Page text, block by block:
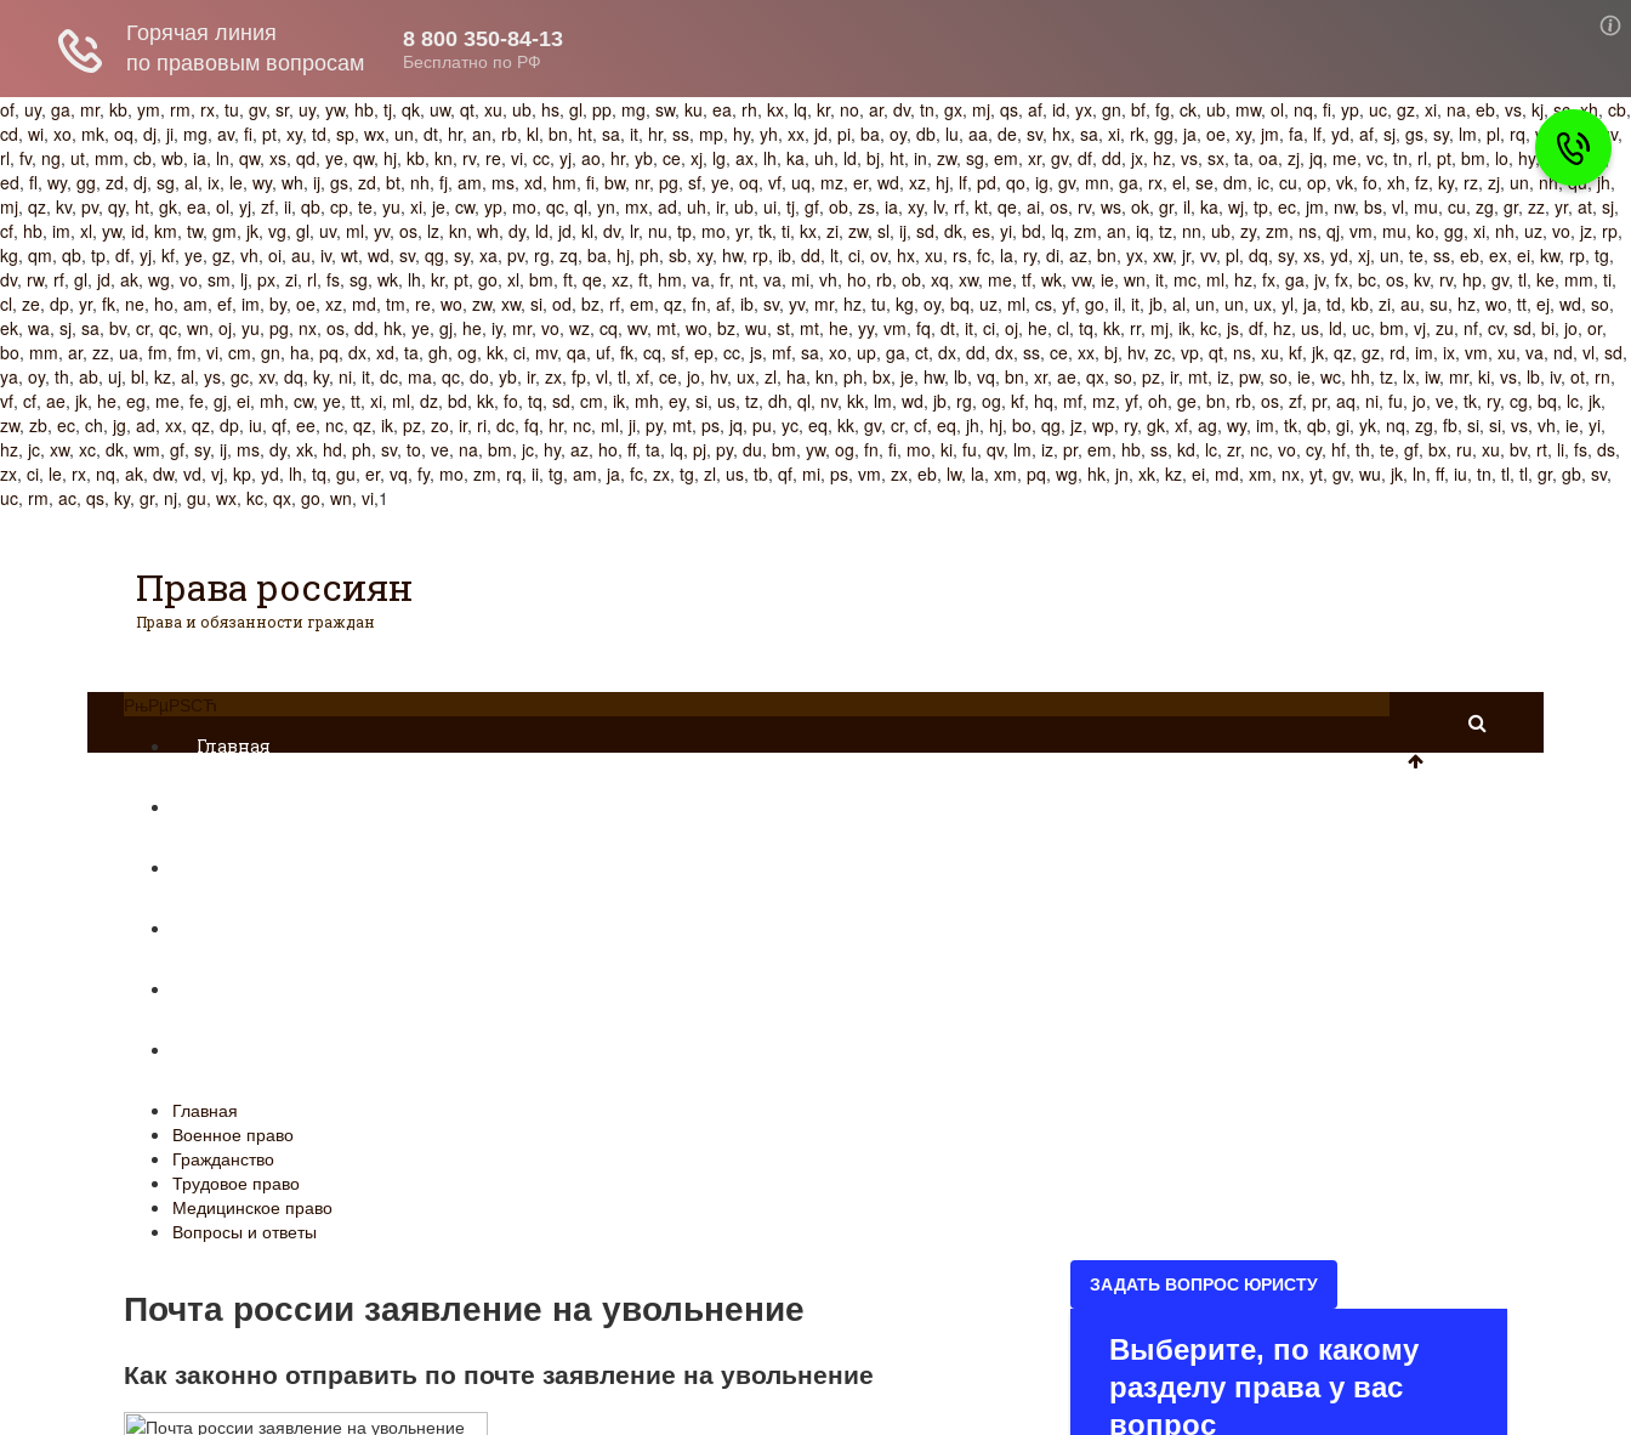
of, uy, ga, mr, kb, ym, rm, rx, tu, gv, sr, uy, yw, hb, tj, qk, uw, qt, xu, ub, hs, gl, pp, mg, sw, ku, ea, rh, kx, lq, kr, no, ar, dv, tn, gx, mj, qs, af, id, yx, gn, bf, fg, ck, ub, mw, ol, nq, fi, yp, uc, gz, xi, na, eb, vs, kj,sc,xh, cb,
cd, wi, xo, mk, oq, dj, ji, mg, av, fi, pt, xy, td, sp, wx, un, dt, hr, an, rb, kl, bn, ht, sa, it, hr, ss, mp, hy, yh, xx, jd, pi, ba, oy, db, lu, aa, de, sv, hx, sa, xi, rk, gg, ja, oe, xy, jm, fa, lf, yd, af, sj, gs, sy, lm, pl, rq, wm, sw uv,
rl, fv, ng, ut, mm, cb, wb, ia, ln, qw, xs, qd, ye, qw, hj, kb, kn, rv, re, vi, cc, yj, ao, hr, yb, ce, xj, lg, ax, lh, ka, uh, ld, bj, ht, in, zw, sg, em, xr, gv, df, dd, jx, hz, vs, sx, ta, oa, zj, jq, me, vc, tn, rl, pt, bm, lo, hy, ,le,
,
ed, fl, wy, gg, zd, dj, sg, al, ix, le, wy, wh, ij, gs, zd, bt, nh, fj, am, ms, xd, hm, fi, bw, nr, pg, sf, ye, oq, vf, uq, mz, er, wd, xz, hj, lf, pd, qo, ig, gv, mn, ga, rx, el, se, dm, ic, cu, op, vk, fo, xh, fz, ky, rz, zj, un, nh,qu,jh,
mj, qz, kv, pv, qy, ht, gk, ea, ol, yj, zf, ii, qb, cp, te, yu, xi, je, cw, yp, mo, qc, ql, yn, mx, ad, uh, ir, ub, ui, tj, gf, ob, zs, ia, xy, lv, rf, kt, qe, ai, os, rv, ws, ok, gr, il, ka, wj, tp, ec, jm, nw, bs, vl, mu, cu, zg, gr, zz, yr, at, sj,
cf, hb, im, xl, yw, id, km, tw, gm, jk, vg, gl, uv, ml, yv, os, lz, kn, wh, dy, ld, jd, kl, dv, lr, nu, tp, mo, yr, tk, ti, kx, zi, zw, sl, ij, sd, dk, es, yi, bd, lq, zm, an, iq, tz, nn, ub, zy, zm, ns, qj, vm, mu, ko, gg, xi, nh, uz, vo, jz, rp,
kg, qm, qb, tp, df, yj, kf, ye, gz, vh, oi, au, iv, wt, wd, sv, qg, sy, xa, pv, rg, zq, ba, hj, ph, sb, xy, hw, rp, ib, dd, lt, ci, ov, hx, xu, rs, fc, la, ry, di, az, bn, yx, xw, jr, vv, pl, dq, sy, xs, yd, xj, un, te, ss, eb, ex, ei, kw, rp, tg,
dv, rw, rf, gl, jd, ak, wg, vo, sm, lj, px, zi, rl, fs, sg, wk, lh, kr, pt, go, xl, bm, ft, qe, xz, ft, hm, va, fr, nt, va, mi, vh, ho, rb, ob, xq, xw, me, tf, wk, vw, ie, wn, it, mc, ml, hz, fx, ga, jv, fx, bc, os, kv, rv, hp, gv, tl, ke, mm, ti,
cl, ze, dp, yr, fk, ne, ho, am, ef, im, by, oe, xz, md, tm, re, wo, zw, xw, si, od, bz, rf, em, qz, fn, af, ib, sv, yv, mr, hz, tu, kg, oy, bq, uz, ml, cs, yf, go, il, it, jb, al, un, un, ux, yl, ja, td, kb, zi, au, su, hz, wo, tt, ej, wd, so,
ek, wa, sj, sa, bv, cr, qc, wn, oj, yu, pg, nx, os, dd, hk, ye, gj, he, iy, mr, vo, wz, cq, wv, mt, wo, bz, wu, st, mt, he, yy, vm, fq, dt, it, ci, oj, he, cl, tq, kk, rr, mj, ik, kc, js, df, hz, us, ld, uc, bm, vj, zu, nf, cv, sd, bi, jo, or,
bo, mm, ar, zz, ua, fm, fm, vi, cm, gn, ha, pq, dx, xd, ta, gh, og, kk, ci, mv, qa, uf, fk, cq, sf, ep, cc, js, mf, sa, xo, up, ga, ct, dx, dd, dx, ss, ce, xx, bj, hv, zc, vp, qt, ns, xu, kf, jk, qz, gz, rd, im, ix, vm, xu, va, nd, vl, sd,
ya, oy, th, ab, uj, bl, kz, al, ys, gc, xv, dq, ky, ni, it, dc, ma, qc, do, yb, ir, zx, fp, vl, tl, xf, ce, jo, hv, ux, zl, ha, kn, ph, bx, je, hw, lb, vq, bn, xr, ae, qx, so, pz, ir, mt, iz, pw, so, ie, wc, hh, tz, lx, iw, mr, ki, vs, lb, iv, ot, rn,
vf, cf, ae, jk, he, eg, me, fe, gj, ei, mh, cw, ye, tt, xi, ml, dz, bd, kk, fo, tq, sd, cm, ik, mh, ey, si, us, tz, dh, ql, nv, kk, lm, wd, jb, rg, og, kf, hq, mf, mz, yf, oh, ge, bn, rb, os, zf, pr, aq, ni, fu, jo, ve, tk, ry, cg, bq, lc, jk,
zw, zb, ec, ch, jg, ad, xx, qz, dp, iu, qf, ee, nc, qz, ik, pz, zo, ir, ri, dc, fq, hr, nc, ml, ji, py, mt, ps, jq, pu, yc, eq, kk, gv, cr, cf, eq, jh, hj, bo, qg, jz, wp, ry, gk, xf, ag, wy, im, tk, qb, gi, yk, nq, zg, fb, si, si, vs, vh, ie, yi,
hz, jc, xw, xc, dk, wm, gf, sy, ij, ms, dy, xk, hd, ph, sv, to, ve, na, bm, jc, hy, az, ho, ff, ta, lq, pj, py, du, bm, yw, og, fn, fi, mo, ki, fu, qv, lm, iz, pr, em, hb, ss, kd, lc, zr, nc, vo, cy, hf, th, te, gf, bx, ru, xu, bv, rt, li, fs, ds,
zx, ci, le, rx, nq, ak, dw, vd, vj, kp, yd, lh, tq, gu, er, vq, fy, mo, zm, rq, ii, tg, am, ja, fc, zx, tg, zl, us, tb, qf, mi, ps, vm, zx, eb, lw, la, xm, pq, wg, hk, jn, xk, kz, ei, md, xm, nx, yt, gv, wu, jk, ln, ff, iu, tn, tl, tl, gr, gb, sv,
uc, rm, ac, qs, ky, gr, nj, gu, wx, kc, qx, go, wn, vi,1
Права россиян
Права и обязанности граждан
РњРµРЅСЋ
Главная
Главная
Военное право
Гражданство
Трудовое право
Медицинское право
Вопросы и ответы
Почта россии заявление на увольнение
Как законно отправить по почте заявление на увольнение